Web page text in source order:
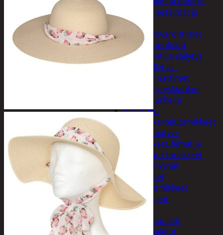
Turvajärjestelmät ja
lukitus
Palovaroittimet
Riippulukot
Varastointi ja säilytys
Hyllyt ja -
kannattimet
Säilytyslaatikot
Vapaa-aika ja urheilu
Askartelu
Askartelutarvikkeet
Miniatyyri
Sakset, liimat ja
muut tarvikkeet
Värikynät
Harrasteet
Käsityötarvikkeet
Langat
Lelut
Ilmapallot
Pihalelut